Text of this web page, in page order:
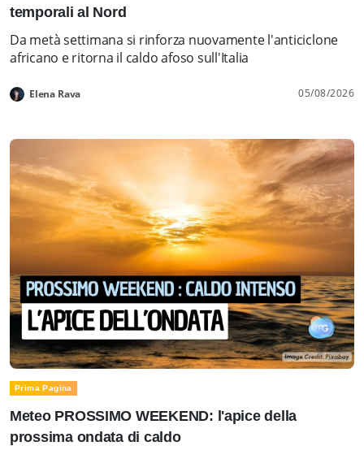
temporali al Nord
Da metà settimana si rinforza nuovamente l'anticiclone
africano e ritorna il caldo afoso sull'Italia
Elena Rava 05/08/2026
Prima Pagina
Meteo PROSSIMO WEEKEND: l'apice della
prossima ondata di caldo